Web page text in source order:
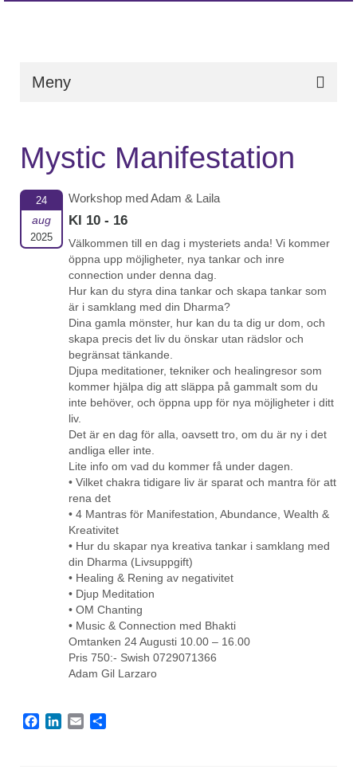
Meny
Mystic Manifestation
24
aug
2025
Workshop med Adam & Laila
Kl 10 - 16
Välkommen till en dag i mysteriets anda! Vi kommer
öppna upp möjligheter, nya tankar och inre
connection under denna dag.
Hur kan du styra dina tankar och skapa tankar som
är i samklang med din Dharma?
Dina gamla mönster, hur kan du ta dig ur dom, och
skapa precis det liv du önskar utan rädslor och
begränsat tänkande.
Djupa meditationer, tekniker och healingresor som
kommer hjälpa dig att släppa på gammalt som du
inte behöver, och öppna upp för nya möjligheter i ditt
liv.
Det är en dag för alla, oavsett tro, om du är ny i det
andliga eller inte.
Lite info om vad du kommer få under dagen.
• Vilket chakra tidigare liv är sparat och mantra för att
rena det
• 4 Mantras för Manifestation, Abundance, Wealth &
Kreativitet
• Hur du skapar nya kreativa tankar i samklang med
din Dharma (Livsuppgift)
• Healing & Rening av negativitet
• Djup Meditation
• OM Chanting
• Music & Connection med Bhakti
Omtanken 24 Augusti 10.00 – 16.00
Pris 750:- Swish 0729071366
Adam Gil Larzaro
Facebook
LinkedIn
Email